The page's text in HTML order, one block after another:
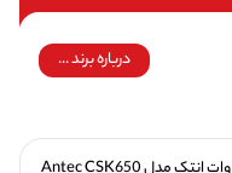
درباره برند ...